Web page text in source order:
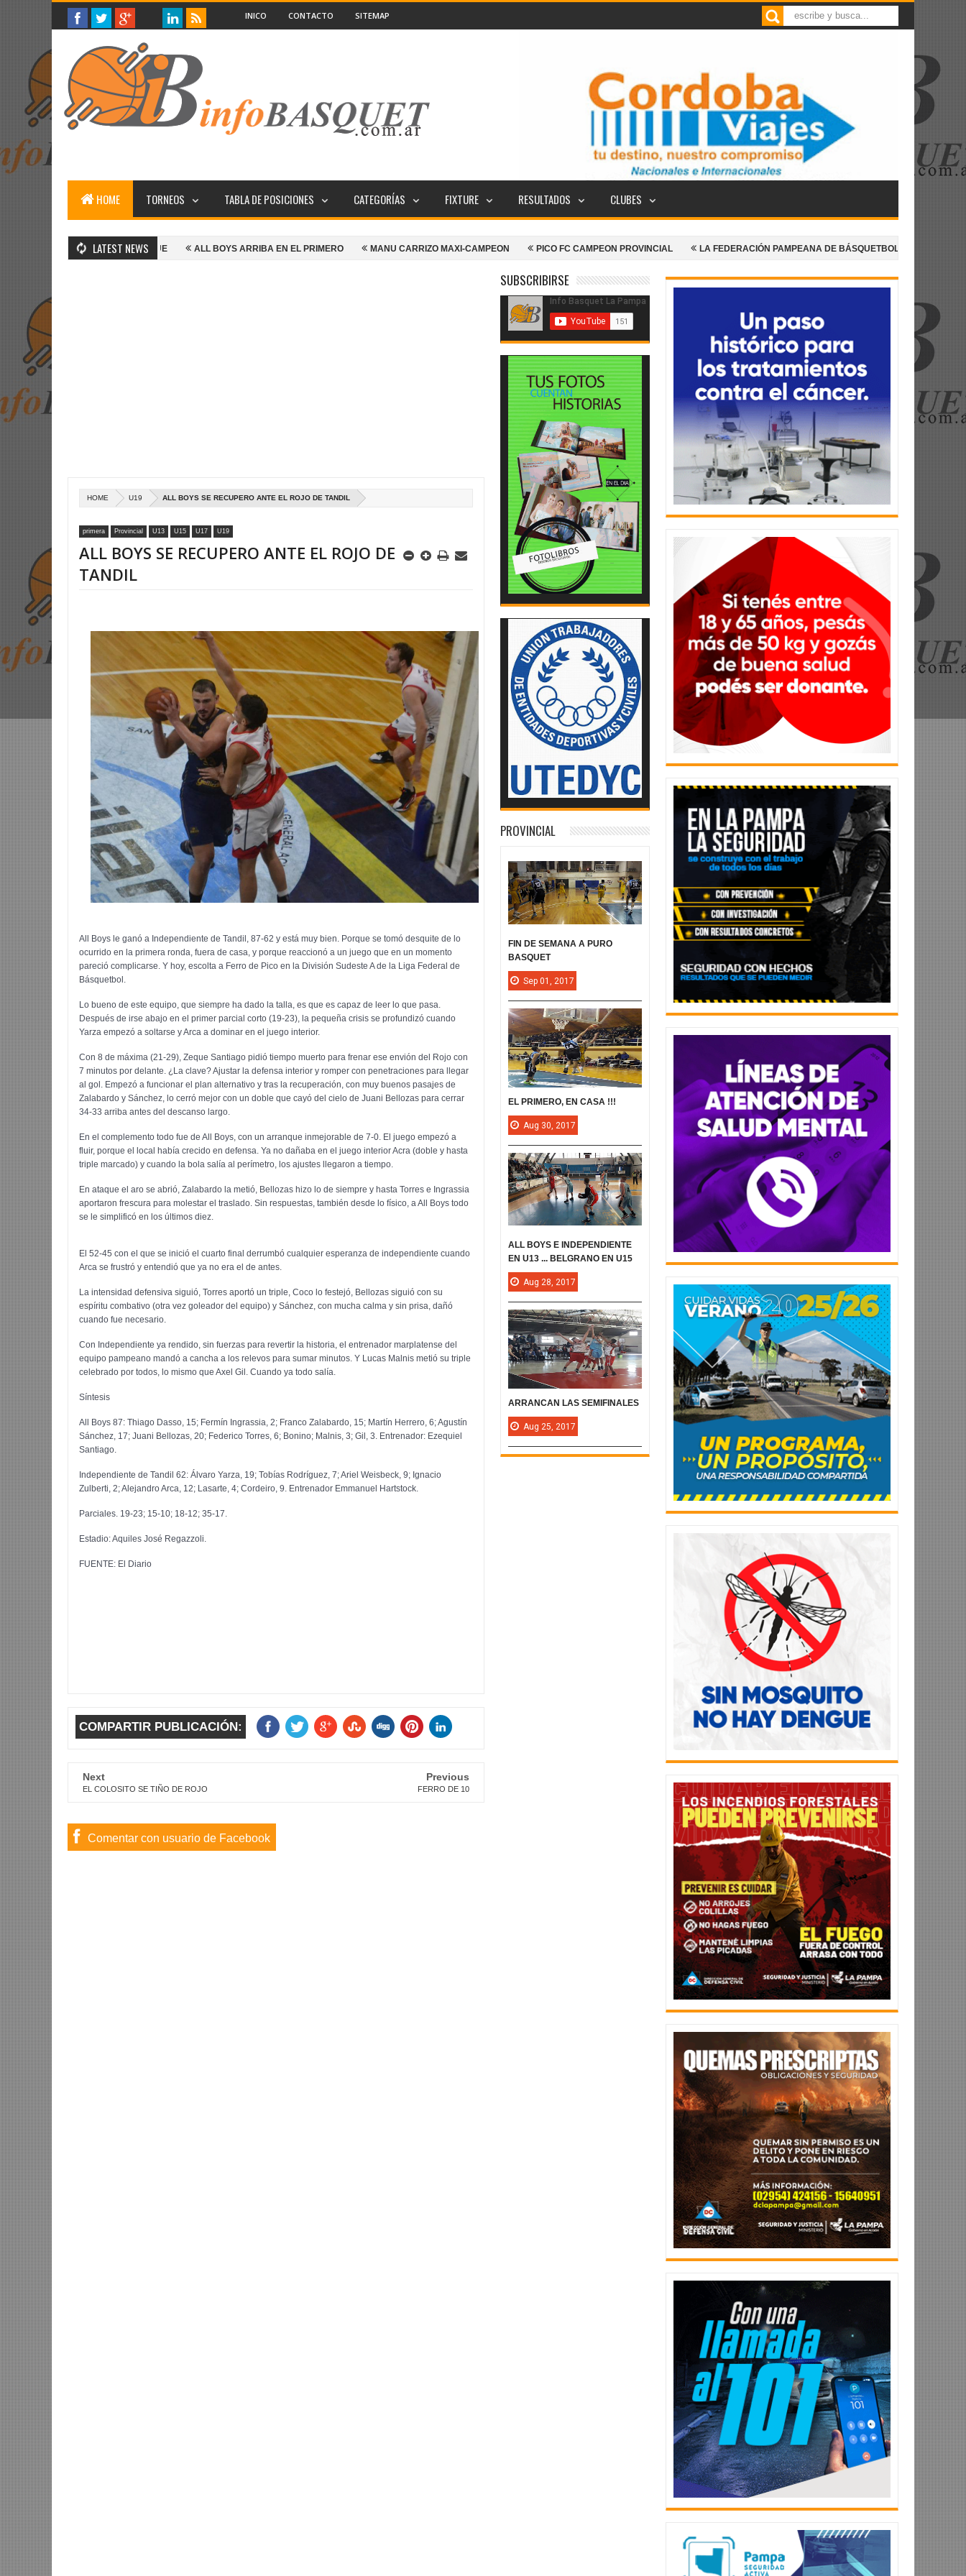
INICO CONTACTO SITEMAP
HOME TORNEOS TABLA DE POSICIONES CATEGORÍAS FIXTURE RESULTADOS CLUBES
LATEST NEWS
ALL BOYS GANA Y SIGUE ALL BOYS ARRIBA EN EL PRIMERO MANU CARRIZO MAXI-CAMPEON PICO FC CAMPEON PROVINCIAL LA FEDERACIÓN PAMPEANA DE BÁSQUETBOL ANUNCIA UNA NUEVA
HOME U19 ALL BOYS SE RECUPERO ANTE EL ROJO DE TANDIL
primera Provincial U13 U15 U17 U19
ALL BOYS SE RECUPERO ANTE EL ROJO DE
TANDIL
All Boys le ganó a Independiente de Tandil, 87-62 y está muy bien . Porque se tomó desquite de lo
ocurrido en la primera ronda, fuera de casa, y porque reaccionó a un juego que en un momento
pareció complicarse. Y hoy, escolta a Ferro de Pico en la División Sudeste A de la Liga Federal de
Básquetbol.
Lo bueno de este equipo, que siempre ha dado la talla, es que es capaz de leer lo que pasa.
Después de irse abajo en el primer parcial corto (19-23), la pequeña crisis se profundizó cuando
Yarza empezó a soltarse y Arca a dominar en el juego interior.
Con 8 de máxima (21-29), Zeque Santiago pidió tiempo muerto para frenar ese envión del Rojo con
7 minutos por delante. ¿La clave? Ajustar la defensa interior y romper con penetraciones para llegar
al gol. Empezó a funcionar el plan alternativo y tras la recuperación, con muy buenos pasajes de
Zalabardo y Sánchez, lo cerró mejor con un doble que cayó del cielo de Juani Bellozas para cerrar
34-33 arriba antes del descanso largo.
En el complemento todo fue de All Boys, con un arranque inmejorable de 7-0. El juego empezó a
fluir, porque el local había crecido en defensa. Ya no dañaba en el juego interior Acra (doble y hasta
triple marcado) y cuando la bola salía al perímetro, los ajustes llegaron a tiempo.
En ataque el aro se abrió, Zalabardo la metió, Bellozas hizo lo de siempre y hasta Torres e Ingrassia
aportaron frescura para molestar el traslado. Sin respuestas, también desde lo físico, a All Boys todo
se le simplificó en los últimos diez.
El 52-45 con el que se inició el cuarto final derrumbó cualquier esperanza de independiente cuando
Arca se frustró y entendió que ya no era el de antes.
La intensidad defensiva siguió, Torres aportó un triple, Coco lo festejó, Bellozas siguió con su
espíritu combativo (otra vez goleador del equipo) y Sánchez, con mucha calma y sin prisa, dañó
cuando fue necesario.
Con Independiente ya rendido, sin fuerzas para revertir la historia, el entrenador marplatense del
equipo pampeano mandó a cancha a los relevos para sumar minutos. Y Lucas Malnis metió su triple
celebrado por todos, lo mismo que Axel Gil. Cuando ya todo salía.
Síntesis
All Boys 87: Thiago Dasso, 15; Fermín Ingrassia, 2; Franco Zalabardo, 15; Martín Herrero, 6; Agustín
Sánchez, 17; Juani Bellozas, 20; Federico Torres, 6; Bonino; Malnis, 3; Gil, 3. Entrenador: Ezequiel
Santiago.
Independiente de Tandil 62: Álvaro Yarza, 19; Tobías Rodríguez, 7; Ariel Weisbeck, 9; Ignacio
Zulberti, 2; Alejandro Arca, 12; Lasarte, 4; Cordeiro, 9. Entrenador Emmanuel Hartstock.
Parciales . 19-23; 15-10; 18-12; 35-17.
Estadio:Aquiles José Regazzoli.
FUENTE: El Diario
COMPARTIR PUBLICACIÓN:
Next
EL COLOSITO SE TIÑO DE ROJO
Previous
FERRO DE 10
Comentar con usuario de Facebook
SUBSCRIBIRSE
PROVINCIAL
FIN DE SEMANA A PURO
BASQUET
Sep 01, 2017
EL PRIMERO, EN CASA !!!
Aug 30, 2017
ALL BOYS E INDEPENDIENTE
EN U13 ... BELGRANO EN U15
Aug 28, 2017
ARRANCAN LAS SEMIFINALES
Aug 25, 2017